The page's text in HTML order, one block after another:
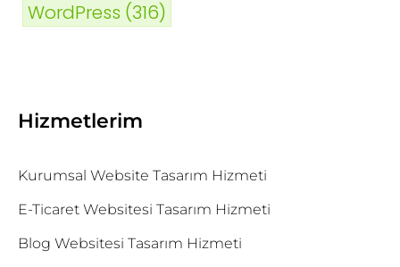
WordPress (316)
Hizmetlerim
Kurumsal Website Tasarım Hizmeti
E-Ticaret Websitesi Tasarım Hizmeti
Blog Websitesi Tasarım Hizmeti